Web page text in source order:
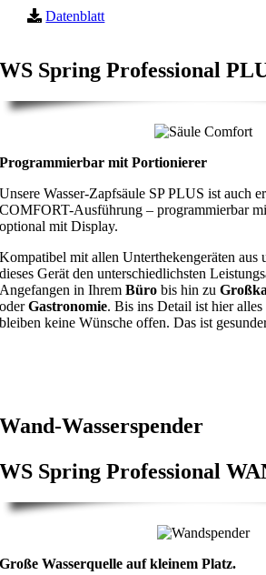
Datenblatt
WS Spring Professional
Programmierbar mit Portionierer
Unsere Wasser-Zapfsäule SP PLUS ist auch
COMFORT-Ausführung – programmierbar
optional mit Display.
Kompatibel mit allen Unterthekengeräten aus
dieses Gerät den unterschiedlichsten
Angefangen in IhremBüro bis hin zu
oderGastronomie. Bis ins Detail ist hier
bleiben keine Wünsche offen. Das ist
Wand-Wasserspender
WS Spring Professional
Große Wasserquelle auf kleinem Platz.